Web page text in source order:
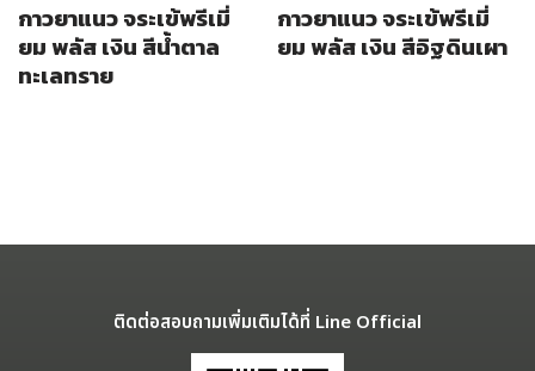
กาวยาแนว จระเข้พรีเมี่
ยม พลัส เงิน สีน้ำตาล
ทะเลทราย
กาวยาแนว จระเข้พรีเมี่
ยม พลัส เงิน สีอิฐดินเผา
ติดต่อสอบถามเพิ่มเติมได้ที่ Line Official